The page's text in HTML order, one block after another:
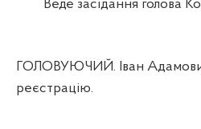
Веде засідання голова
ГОЛОВУЮЧИЙ. Іван
реєстрацію.